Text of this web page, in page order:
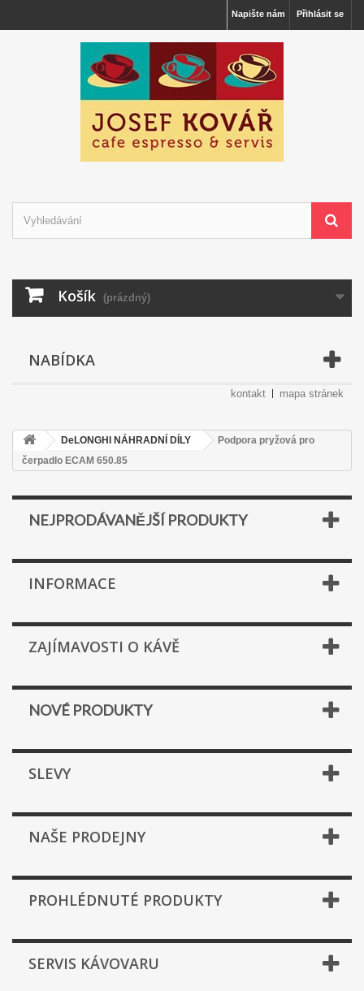
Přihlásit se
Napište nám
Košík (prázdný)
NABÍDKA
kontakt mapa stránek
DeLONGHI NÁHRADNÍ DÍLY
Podpora pryžová pro
čerpadlo ECAM 650.85
NEJPRODÁVANĚJŠÍ PRODUKTY
INFORMACE
ZAJÍMAVOSTI O KÁVĚ
NOVÉ PRODUKTY
SLEVY
NAŠE PRODEJNY
PROHLÉDNUTÉ PRODUKTY
SERVIS KÁVOVARU